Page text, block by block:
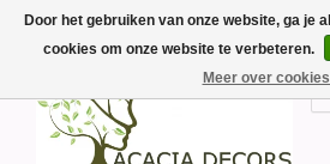
Door het gebruiken van onze website, ga je
cookies om onze website te verbeteren.
Meer over